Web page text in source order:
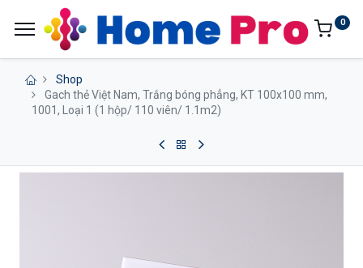
0
Shop
Gach thẻ Việt Nam, Trắng bóng phẳng, KT 100x100 mm,
1001, Loại 1 (1 hộp/ 110 viên/ 1.1m2)